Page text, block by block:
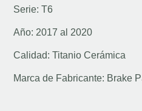
Serie: T6
Año: 2017 al 2020
Calidad: Titanio Cerámica
Marca de Fabricante: Brake